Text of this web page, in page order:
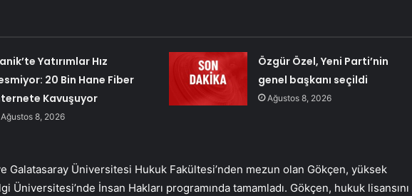
Yatırımlar Hız
20 Bin Hane Fiber
Kavuşuyor
Ağustos 8, 2026
Özgür Özel, Yeni Parti’nin
genel başkanı seçildi
Ağustos 8, 2026
Galatasaray Üniversitesi Hukuk Fakültesi’nden mezun olan Gökçen, yüksek
Üniversitesi’nde İnsan Hakları programında tamamladı. Gökçen, hukuk lisansını